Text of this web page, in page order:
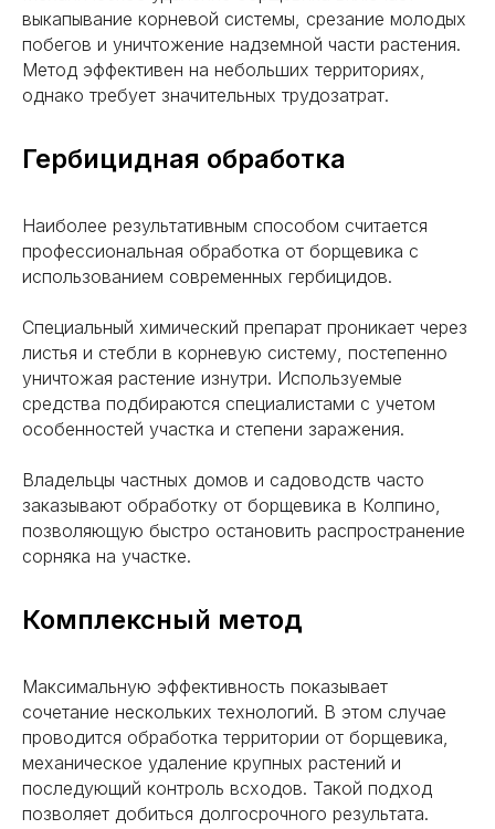
выкапывание корневой системы, срезание молодых
побегов и уничтожение надземной части растения.
Метод эффективен на небольших территориях,
однако требует значительных трудозатрат.
Гербицидная обработка
Наиболее результативным способом считается
профессиональная обработка от борщевика с
использованием современных гербицидов.
Специальный химический препарат проникает через
листья и стебли в корневую систему, постепенно
уничтожая растение изнутри. Используемые
средства подбираются специалистами с учетом
особенностей участка и степени заражения.
Владельцы частных домов и садоводств часто
заказывают обработку от борщевика в Колпино,
позволяющую быстро остановить распространение
сорняка на участке.
Комплексный метод
Максимальную эффективность показывает
сочетание нескольких технологий. В этом случае
проводится обработка территории от борщевика,
механическое удаление крупных растений и
последующий контроль всходов. Такой подход
позволяет добиться долгосрочного результата.